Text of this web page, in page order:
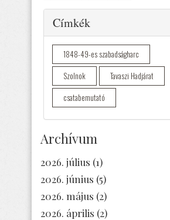
Elrejtés
Címkék
1848-49-es szabadságharc
Szolnok
Tavaszi Hadjárat
csatabemutató
Archívum
2026. július (1)
2026. június (5)
2026. május (2)
2026. április (2)